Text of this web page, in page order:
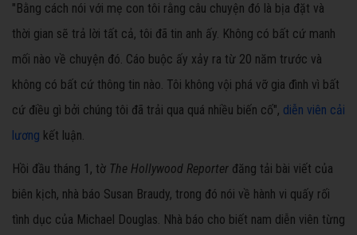
"Bằng cách nói với mẹ con tôi rằng câu chuyện đó là bịa đặt và
thời gian sẽ trả lời tất cả, tôi đã tin anh ấy. Không có bất cứ manh
mối nào về chuyện đó. Cáo buộc ấy xảy ra từ 20 năm trước và
không có bất cứ thông tin nào. Tôi không vội phá vỡ gia đình vì bất
cứ điều gì bởi chúng tôi đã trải qua quá nhiều biến cố", diễn viên cải
lương kết luận.
Hồi đầu tháng 1, tờ The Hollywood Reporter đăng tải bài viết của
biên kịch, nhà báo Susan Braudy, trong đó nói về hành vi quấy rối
tình dục của Michael Douglas. Nhà báo cho biết nam diễn viên từng